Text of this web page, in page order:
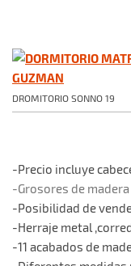
DROMITORIO SONNO 19
-Precio incluye
-Grosores de madera
-Posibilidad de
-Herraje metal
-11 acabados de